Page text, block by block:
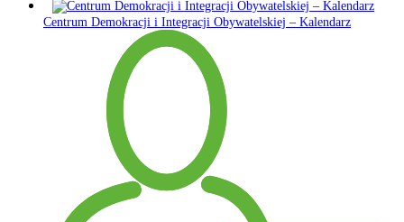
Centrum Demokracji i Integracji Obywatelskiej – Kalendarz